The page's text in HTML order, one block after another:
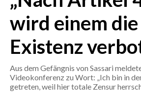
ECONOMIA
SERVIZI ALLE IMPRESE
LAVORO
SPORT IN SARDEGNA
wird einem die
Existenz
Aus dem Gefängnis von Sassari
Videokonferenz zu Wort: „Ich bin in
getreten, weil hier totale Zensur